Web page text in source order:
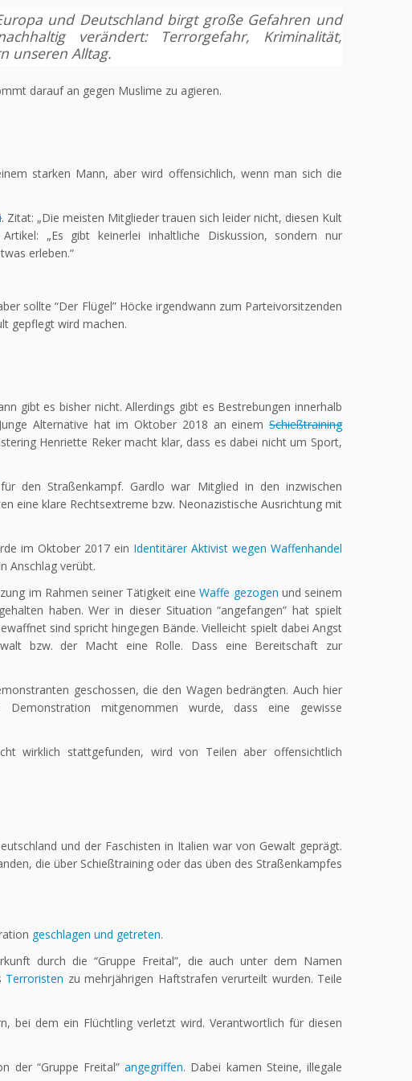
und Deutschland birgt große Gefahren und
verändert: Terrorgefahr, Kriminalität,
unseren Alltag.
darauf an gegen Muslime zu agieren.
starken Mann, aber wird offensichlich, wenn man sich die
. Zitat: „Die meisten Mitglieder trauen sich leider nicht, diesen Kult
„Es gibt keinerlei inhaltliche Diskussion, sondern nur
erleben.“
sollte “Der Flügel” Höcke irgendwann zum Parteivorsitzenden
gepflegt wird machen.
gibt es bisher nicht. Allerdings gibt es Bestrebungen innerhalb
Alternative hat im Oktober 2018 an einem Schießtraining
Henriette Reker macht klar, dass es dabei nicht um Sport,
für den Straßenkampf. Gardlo war Mitglied in den inzwischen
eine klare Rechtsextreme bzw. Neonazistische Ausrichtung mit
im Oktober 2017 ein Identitärer Aktivist wegen Waffenhandel
Anschlag verübt.
im Rahmen seiner Tätigkeit eineWaffe gezogen und seinem
haben. Wer in dieser Situation “angefangen” hat spielt
sind spricht hingegen Bände. Vielleicht spielt dabei Angst
bzw. der Macht eine Rolle. Dass eine Bereitschaft zur
geschossen, die den Wagen bedrängten. Auch hier
mitgenommen wurde, dass eine gewisse
wirklich stattgefunden, wird von Teilen aber offensichtlich
und der Faschisten in Italien war von Gewalt geprägt.
die über Schießtraining oder das üben des Straßenkampfes
geschlagen und getreten.
durch die “Gruppe Freital”, die auch unter dem Namen
Terroristen zu mehrjährigen Haftstrafen verurteilt wurden. Teile
bei dem ein Flüchtling verletzt wird. Verantwortlich für diesen
der “Gruppe Freital”angegriffen. Dabei kamen Steine, illegale